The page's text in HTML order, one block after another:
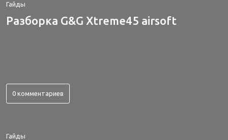
Гайды
Разборка G&G Xtreme45 airsoft
0 комментариев
Гайды